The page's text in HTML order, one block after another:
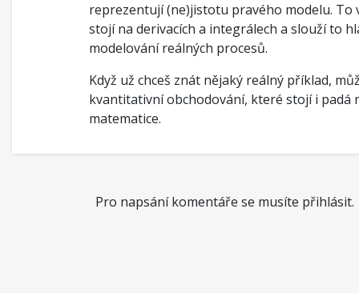
reprezentují (ne)jistotu pravého modelu. To
stojí na derivacích a integrálech a slouží to
modelování reálných procesů.
Když už chceš znát nějaký reálný příklad,
kvantitativní obchodování, které stojí i padá
matematice.
Pro napsání komentáře se musíte přihlásit.